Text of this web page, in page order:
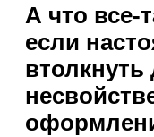
А что все-
если